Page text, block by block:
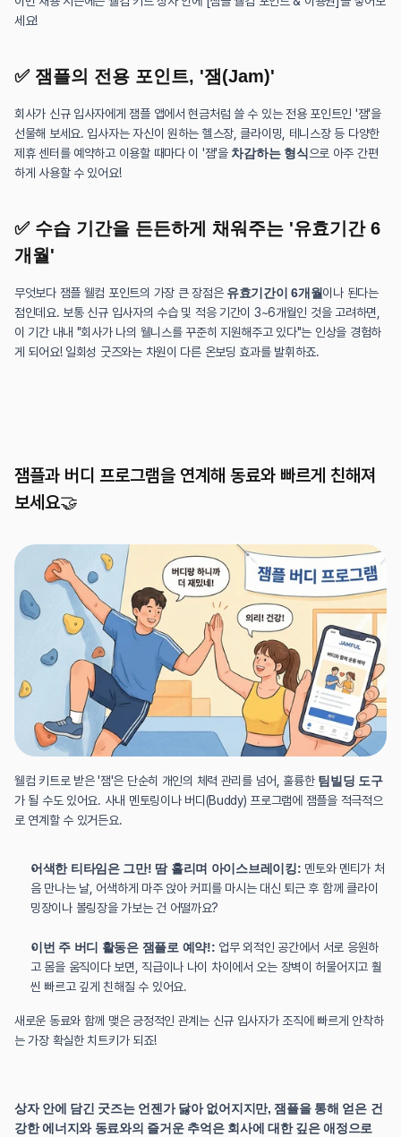
세요!
✅ 잼플의 전용 포인트, '잼(Jam)'
회사가 신규 입사자에게 잼플 앱에서 현금처럼 쓸 수 있는 전용 포인트인 '잼'을
선물해 보세요. 입사자는 자신이 원하는 헬스장, 클라이밍, 테니스장 등 다양한
제휴 센터를 예약하고 이용할 때마다 이 '잼'을 차감하는 형식 으로 아주 간편
하게 사용할 수 있어요!
✅ 수습 기간을 든든하게 채워주는 '유효기간 6
개월'
무엇보다 잼플 웰컴 포인트의 가장 큰 장점은 유효기간이 6개월이나 된다는
점인데요. 보통 신규 입사자의 수습 및 적응 기간이 3~6개월인 것을 고려하면,
이 기간 내내 "회사가 나의 웰니스를 꾸준히 지원해주고 있다"는 인상을 경험하
게 되어요! 일회성 굿즈와는 차원이 다른 온보딩 효과를 발휘하죠.
잼플과 버디 프로그램을 연계해 동료와 빠르게 친해져
보세요🤝
웰컴 키트로 받은 '잼'은 단순히 개인의 체력 관리를 넘어, 훌륭한 팀빌딩 도구
가 될 수도 있어요. 사내 멘토링이나 버디(Buddy) 프로그램에 잼플을 적극적으
로 연계할 수 있거든요.
어색한 티타임은 그만! 땀 흘리며 아이스브레이킹: 멘토와 멘티가 처
음 만나는 날, 어색하게 마주 앉아 커피를 마시는 대신 퇴근 후 함께 클라이
밍장이나 볼링장을 가보는 건 어떨까요?
이번 주 버디 활동은 잼플로 예약!: 업무 외적인 공간에서 서로 응원하
고 몸을 움직이다 보면, 직급이나 나이 차이에서 오는 장벽이 허물어지고 훨
씬 빠르고 깊게 친해질 수 있어요.
새로운 동료와 함께 맺은 긍정적인 관계는 신규 입사자가 조직에 빠르게 안착하
는 가장 확실한 치트키가 되죠!
상자 안에 담긴 굿즈는 언젠가 닳아 없어지지만, 잼플을 통해 얻은 건
강한 에너지와 동료와의 즐거운 추억은 회사에 대한 깊은 애정으로